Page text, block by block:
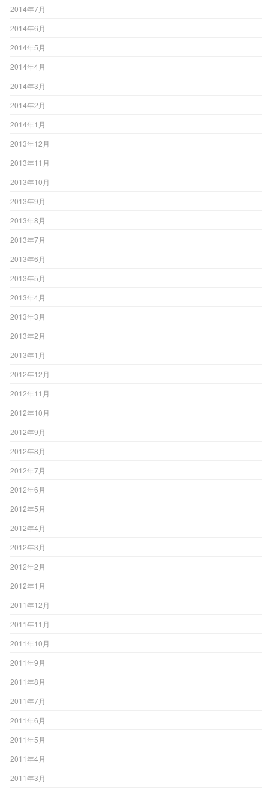
2014年7月
2014年6月
2014年5月
2014年4月
2014年3月
2014年2月
2014年1月
2013年12月
2013年11月
2013年10月
2013年9月
2013年8月
2013年7月
2013年6月
2013年5月
2013年4月
2013年3月
2013年2月
2013年1月
2012年12月
2012年11月
2012年10月
2012年9月
2012年8月
2012年7月
2012年6月
2012年5月
2012年4月
2012年3月
2012年2月
2012年1月
2011年12月
2011年11月
2011年10月
2011年9月
2011年8月
2011年7月
2011年6月
2011年5月
2011年4月
2011年3月